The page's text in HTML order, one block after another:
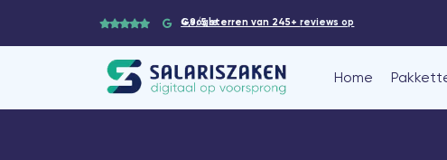
4,9/5 sterren van 245+
reviews op Google
Home